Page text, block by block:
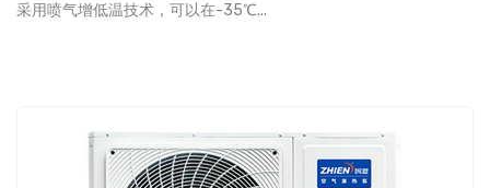
采用喷气增低温技术，可以在-35℃...